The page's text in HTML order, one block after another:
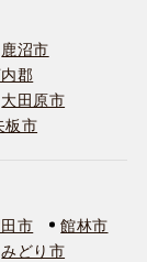
鹿沼市
郡
大田原市
板市
市
館林市
みどり市